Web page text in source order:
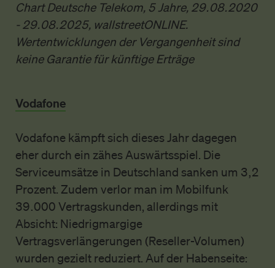
Chart Deutsche Telekom, 5 Jahre, 29.08.2020
- 29.08.2025, wallstreetONLINE.
Wertentwicklungen der Vergangenheit sind
keine Garantie für künftige Erträge
Vodafone
Vodafone kämpft sich dieses Jahr dagegen
eher durch ein zähes Auswärtsspiel. Die
Serviceumsätze in Deutschland sanken um 3,2
Prozent. Zudem verlor man im Mobilfunk
39.000 Vertragskunden, allerdings mit
Absicht: Niedrigmargige
Vertragsverlängerungen (Reseller-Volumen)
wurden gezielt reduziert. Auf der Habenseite: